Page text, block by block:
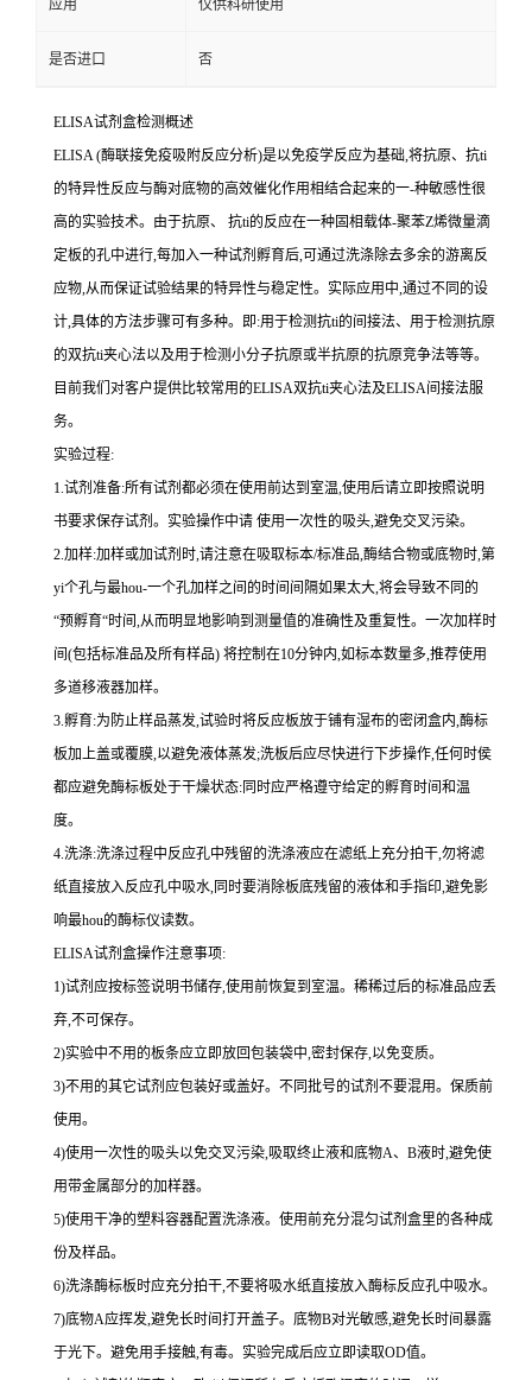
应用 仅供科研使用
是否进口 否
ELISA试剂盒检测概述
ELISA (酶联接免疫吸附反应分析)是以免疫学反应为基础,将抗原、 抗ti
的特异性反应与酶对底物的高效催化作用相结合起来的一-种敏感性很
高的实验技术。由于抗原、 抗ti的反应在一种固相载体-聚苯Z烯微量滴
定板的孔中进行,每加入一种试剂孵育后,可通过洗涤除去多余的游离反
应物,从而保证试验结果的特异性与稳定性。实际应用中,通过不同的设
计,具体的方法步骤可有多种。即:用于检测抗ti的间接法、用于检测抗原
的双抗ti夹心法以及用于检测小分子抗原或半抗原的抗原竞争法等等。
目前我们对客户提供比较常用的ELISA双抗ti夹心法及ELISA间接法服
务。
实验过程:
1.试剂准备:所有试剂都必须在使用前达到室温,使用后请立即按照说明
书要求保存试剂。实验操作中请 使用一次性的吸头,避免交叉污染。
2.加样:加样或加试剂时,请注意在吸取标本/标准品,酶结合物或底物时,第
yi个孔与最hou-一个孔加样之间的时间间隔如果太大,将会导致不同的
“预孵育“时间 ,从而明显地影响到测量值的准确性及重复性。 一次加样时
间 (包括标准品及所有样品) 将控制在10分钟内,如标本数量多,推荐使用
多道移液器加样。
3.孵育:为防止样品蒸发,试验时将反应板放于铺有湿布的密闭盒内,酶标
板加上盖或覆膜,以避免液体蒸发;洗板后应尽快进行下步操作,任何时侯
都应避免酶标板处于干燥状态: 同时应严格遵守给定的孵育时间和温
度。
4.洗涤:洗涤过程中反应孔中残留的洗涤液应在滤纸上充分拍干,勿将滤
纸直接放入反应孔中吸水,同时要消除板底残留的液体和手指印,避免影
响最hou的酶标仪读数。
ELISA试剂盒操作注意事项:
1)试剂应按标签说明书储存,使用前恢复到室温。稀稀过后的标准品应丢
弃,不可保存。
2)实验中不用的板条应立即放回包装袋中,密封保存,以免变质。
3)不用的其它试剂应包装好或盖好。不同批号的试剂不要混用。保质前
使用。
4)使用一次性的吸头以免交叉污染,吸取终止液和底物A、 B液时,避免使
用带金属部分的加样器。
5)使用干净的塑料容器配置洗涤液。使用前充分混匀试剂盒里的各种成
份及样品。
6)洗涤酶标板时应充分拍干,不要将吸水纸直接放入酶标反应孔中吸水。
7)底物A应挥发,避免长时间打开盖子。底物B对光敏感,避免长时间暴露
于光下。避免用手接触,有毒。实验完成后应立即读取OD值。